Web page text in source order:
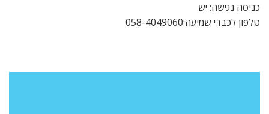
כניסה נגישה: יש
טלפון לכבדי שמיעה:058-4049060